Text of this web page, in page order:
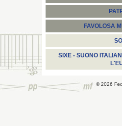
FAVOLOSA
SIXE - SUONO
© 2026